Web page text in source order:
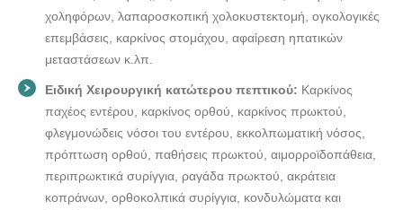
χοληφόρων, λαπαροσκοπική χολοκυστεκτομή, ογκολογικές
επεμβάσεις, καρκίνος στομάχου, αφαίρεση ηπατικών
μεταστάσεων κ.λπ.
Ειδική Χειρουργική κατώτερου πεπτικού: Καρκίνος
παχέος εντέρου, καρκίνος ορθού, καρκίνος πρωκτού,
φλεγμονώδεις νόσοι του εντέρου, εκκολπωματική νόσος,
πρόπτωση ορθού, παθήσεις πρωκτού, αιμορροϊδοπάθεια,
περιπρωκτικά συρίγγια, ραγάδα πρωκτού, ακράτεια
κοπράνων, ορθοκολπικά συρίγγια, κονδυλώματα και